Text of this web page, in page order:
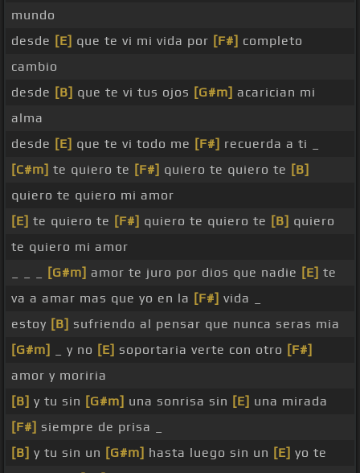
mundo
desde [E] que te vi mi vida por [F#] completo
cambio
desde [B] que te vi tus ojos [G#m] acarician mi
alma
desde [E] que te vi todo me [F#] recuerda a ti _
[C#m] te quiero te [F#] quiero te quiero te [B]
quiero te quiero mi amor
[E] te quiero te [F#] quiero te quiero te [B] quiero
te quiero mi amor
[G#m] amor te juro por dios que nadie [E] te
va a amar mas que yo en la [F#] vida _
estoy [B] sufriendo al pensar que nunca seras mia
[G#m]
_ y no [E] soportaria verte con otro [F#]
amor y moriria
[B] y tu sin [G#m] una sonrisa sin [E] una mirada
[F#] siempre de prisa _
[B] y tu sin un [G#m] hasta luego sin un [E] yo te